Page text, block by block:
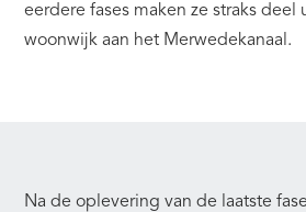
eerdere fases maken ze straks deel
woonwijk aan het Merwedekanaal.
Na de oplevering van de laatste